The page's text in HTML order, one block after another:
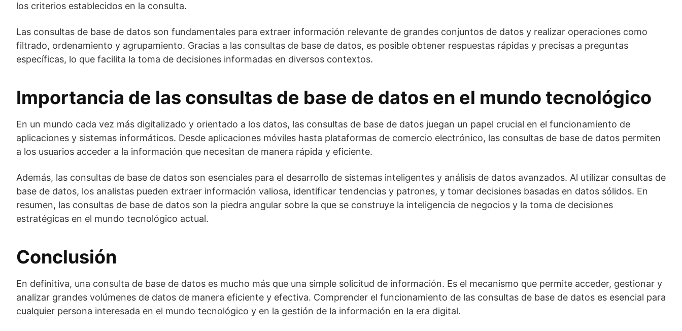
los criterios establecidos en la consulta.
Las consultas de base de datos son fundamentales para extraer información relevante de grandes conjuntos de datos y realizar operaciones como
filtrado, ordenamiento y agrupamiento. Gracias a las consultas de base de datos, es posible obtener respuestas rápidas y precisas a preguntas
específicas, lo que facilita la toma de decisiones informadas en diversos contextos.
Importancia de las consultas de base de datos en el mundo tecnológico
En un mundo cada vez más digitalizado y orientado a los datos, las consultas de base de datos juegan un papel crucial en el funcionamiento de
aplicaciones y sistemas informáticos. Desde aplicaciones móviles hasta plataformas de comercio electrónico, las consultas de base de datos permiten
a los usuarios acceder a la información que necesitan de manera rápida y eficiente.
Además, las consultas de base de datos son esenciales para el desarrollo de sistemas inteligentes y análisis de datos avanzados. Al utilizar consultas de
base de datos, los analistas pueden extraer información valiosa, identificar tendencias y patrones, y tomar decisiones basadas en datos sólidos. En
resumen, las consultas de base de datos son la piedra angular sobre la que se construye la inteligencia de negocios y la toma de decisiones
estratégicas en el mundo tecnológico actual.
Conclusión
En definitiva, una consulta de base de datos es mucho más que una simple solicitud de información. Es el mecanismo que permite acceder, gestionar y
analizar grandes volúmenes de datos de manera eficiente y efectiva. Comprender el funcionamiento de las consultas de base de datos es esencial para
cualquier persona interesada en el mundo tecnológico y en la gestión de la información en la era digital.